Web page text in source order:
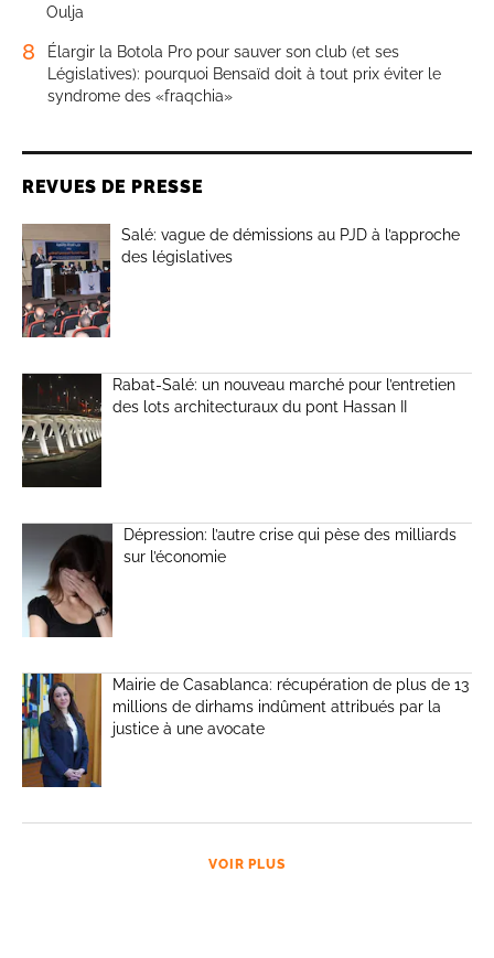
Oulja
8
Élargir la Botola Pro pour sauver son club (et ses
Législatives): pourquoi Bensaïd doit à tout prix éviter le
syndrome des «fraqchia»
REVUES DE PRESSE
Salé: vague de démissions au PJD à l’approche
des législatives
Rabat-Salé: un nouveau marché pour l’entretien
des lots architecturaux du pont Hassan II
Dépression: l’autre crise qui pèse des milliards
sur l’économie
Mairie de Casablanca: récupération de plus de 13
millions de dirhams indûment attribués par la
justice à une avocate
VOIR PLUS